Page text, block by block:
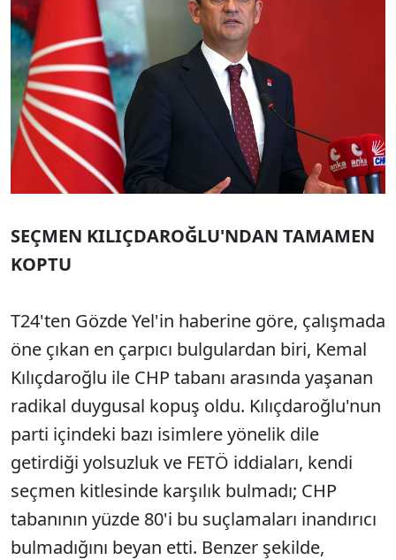
SEÇMEN KILIÇDAROĞLU'NDAN TAMAMEN
KOPTU
T24'ten Gözde Yel'in haberine göre, çalışmada
öne çıkan en çarpıcı bulgulardan biri, Kemal
Kılıçdaroğlu ile CHP tabanı arasında yaşanan
radikal duygusal kopuş oldu. Kılıçdaroğlu'nun
parti içindeki bazı isimlere yönelik dile
getirdiği yolsuzluk ve FETÖ iddiaları, kendi
seçmen kitlesinde karşılık bulmadı; CHP
tabanının yüzde 80'i bu suçlamaları inandırıcı
bulmadığını beyan etti. Benzer şekilde,